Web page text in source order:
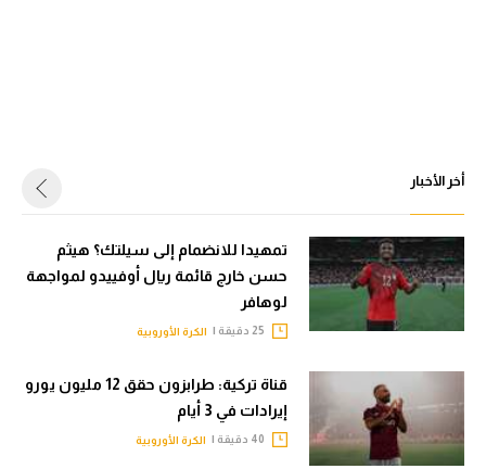
أخر الأخبار
تمهيدا للانضمام إلى سيلتك؟ هيثم
حسن خارج قائمة ريال أوفييدو لمواجهة
لوهافر
الكرة الأوروبية
قناة تركية: طرابزون حقق 12 مليون يورو
إيرادات في 3 أيام
الكرة الأوروبية